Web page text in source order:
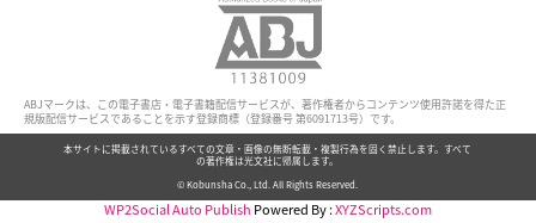
ABJマークは、この電子書店・電子書籍配信サービスが、著作権者からコンテンツ使用許諾を得た正
規版配信サービスであることを示す登録商標（登録番号 第6091713号）です。
本サイトに掲載されているすべての文章・画像の無断転載・複製行為を固く禁止します。すべて
の著作権は光文社に帰属します。
© Kobunsha Co., Ltd. All Rights Reserved.
WP2Social Auto Publish Powered By :XYZScripts.com